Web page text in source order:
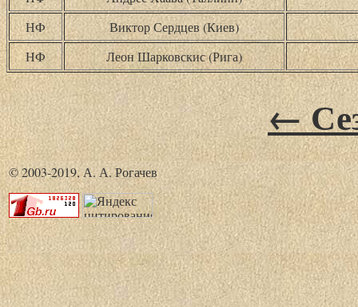
НФ
Виктор Сердцев (Киев)
НФ
Леон Шарковскис (Рига)
←